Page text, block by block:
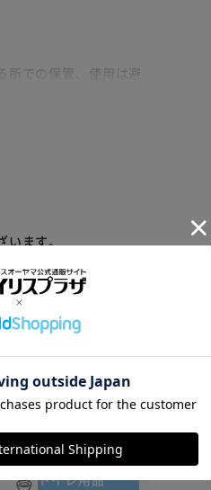
所での保管、使用は避
に拭き取る。
する。子供の手の届
、医師に相談する。
ます。
いたしております。
トしたオススメ商品
バス・
トイレ用品